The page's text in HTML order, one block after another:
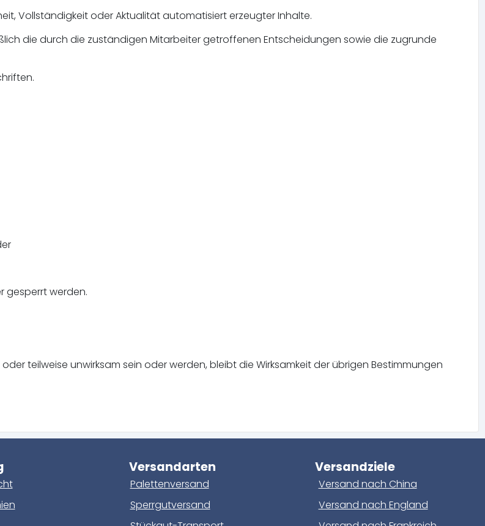
Vollständigkeit oder Aktualität automatisiert erzeugter Inhalte.
die durch die zuständigen Mitarbeiter getroffenen Entscheidungen sowie die zugrunde
gesperrt werden.
teilweise unwirksam sein oder werden, bleibt die Wirksamkeit der übrigen Bestimmungen
Versandarten
Palettenversand
Sperrgutversand
Versandziele
Versand nach China
Versand nach England